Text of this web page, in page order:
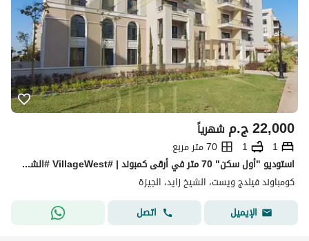
ج.م22,000 شهرياً
1
1
70 متر مربع
استوديو "أول سكن" 70 متر في أرقى كمبوند | #VillageWest #الشيخ_زايد لا للوسطاء
كومباوند فيلدج ويست، الشيخ زايد، الجيزة
الإيميل
اتصل